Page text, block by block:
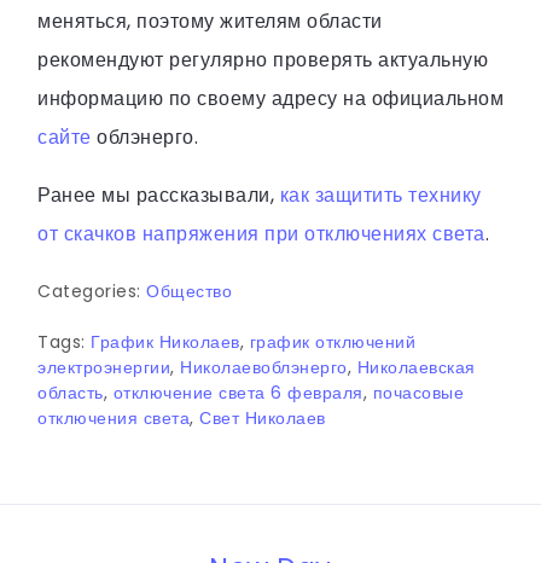
меняться, поэтому жителям области
рекомендуют регулярно проверять актуальную
информацию по своему адресу на официальном
сайте облэнерго.
Ранее мы рассказывали, как защитить технику
от скачков напряжения при отключениях света.
Categories: Общество
Tags: График Николаев, график отключений
электроэнергии, Николаевоблэнерго, Николаевская
область, отключение света 6 февраля, почасовые
отключения света, Свет Николаев